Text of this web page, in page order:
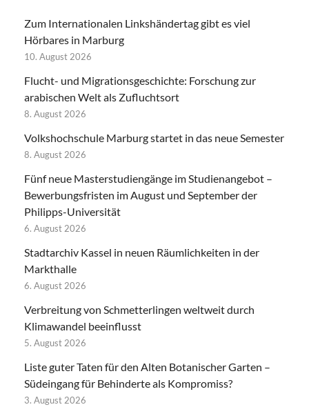
Zum Internationalen Linkshändertag gibt es viel
Hörbares in Marburg
10. August 2026
Flucht- und Migrationsgeschichte: Forschung zur
arabischen Welt als Zufluchtsort
8. August 2026
Volkshochschule Marburg startet in das neue Semester
8. August 2026
Fünf neue Masterstudiengänge im Studienangebot –
Bewerbungsfristen im August und September der
Philipps-Universität
6. August 2026
Stadtarchiv Kassel in neuen Räumlichkeiten in der
Markthalle
6. August 2026
Verbreitung von Schmetterlingen weltweit durch
Klimawandel beeinflusst
5. August 2026
Liste guter Taten für den Alten Botanischer Garten –
Südeingang für Behinderte als Kompromiss?
3. August 2026